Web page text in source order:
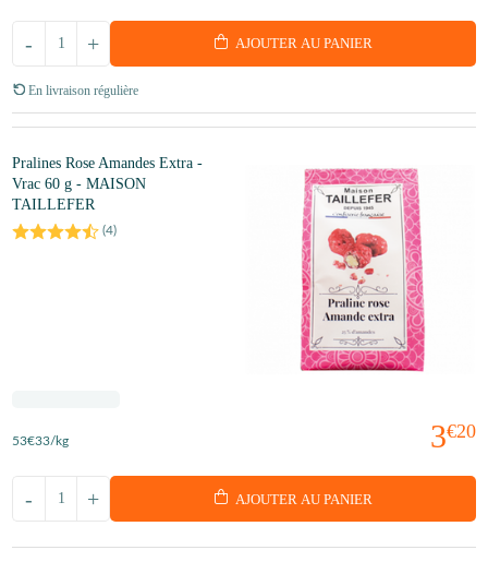
+
- AJOUTER AU PANIER
En livraison régulière
Pralines Rose Amandes Extra -
Vrac 60 g - MAISON
TAILLEFER
(4)
3€20
53€33/kg
+
- AJOUTER AU PANIER